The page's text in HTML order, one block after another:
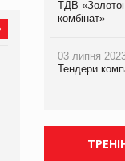
виробництва
ТДВ
комбінат»
03 липня
Тендери